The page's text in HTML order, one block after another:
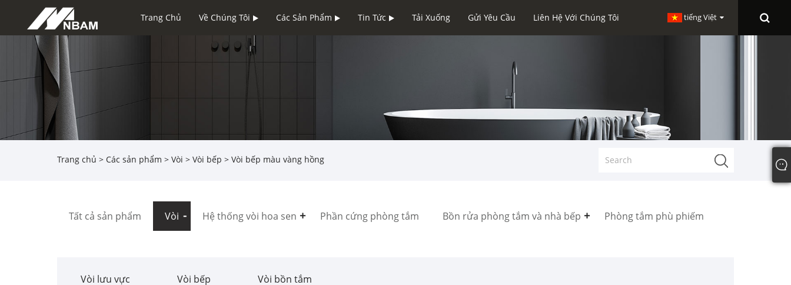
Trang Chủ Về Chúng Tôi Các Sản Phẩm Tin Tức Tải Xuống Gửi Yêu Cầu Liên Hệ Với Chúng Tôi tiếng Việt
Trang chủ > Các sản phẩm > Vòi > Vòi bếp > Vòi bếp màu vàng hồng
Tất cả sản phẩm Vòi Hệ thống vòi hoa sen Phần cứng phòng tắm Bồn rửa phòng tắm và nhà bếp Phòng tắm phù phiếm
Vòi lưu vực Vòi bếp Vòi bồn tắm